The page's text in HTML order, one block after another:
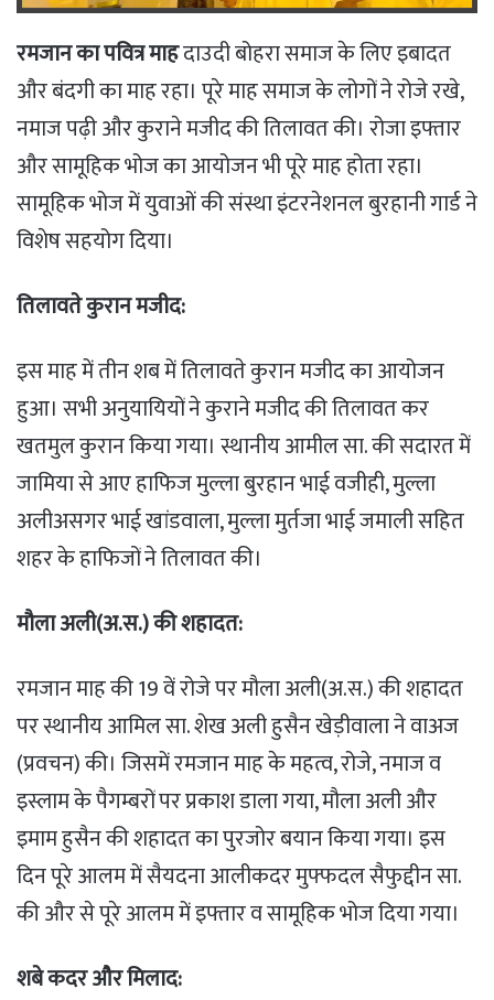
रमजान का पवित्र माहदाउदी बोहरा समाज के लिए इबादत
और बंदगी का माह रहा। पूरे माह समाज के लोगों ने रोजे रखे,
नमाज पढ़ी और कुराने मजीद की तिलावत की। रोजा इफ्तार
और सामूहिक भोज का आयोजन भी पूरे माह होता रहा।
सामूहिक भोज में युवाओं की संस्था इंटरनेशनल बुरहानी गार्ड ने
विशेष सहयोग दिया।
तिलावते कुरान मजीद:
इस माह में तीन शब में तिलावते कुरान मजीद का आयोजन
हुआ। सभी अनुयायियों ने कुराने मजीद की तिलावत कर
खतमुल कुरान किया गया। स्थानीय आमील सा. की सदारत में
जामिया से आए हाफिज मुल्ला बुरहान भाई वजीही, मुल्ला
अलीअसगर भाई खांडवाला, मुल्ला मुर्तजा भाई जमाली सहित
शहर के हाफिजों ने तिलावत की।
मौला अली(अ.स.) की शहादत:
रमजान माह की 19 वें रोजे पर मौला अली(अ.स.) की शहादत
पर स्थानीय आमिल सा. शेख अली हुसैन खेड़ीवाला ने वाअज
(प्रवचन) की। जिसमें रमजान माह के महत्व, रोजे, नमाज व
इस्लाम के पैगम्बरों पर प्रकाश डाला गया, मौला अली और
इमाम हुसैन की शहादत का पुरजोर बयान किया गया। इस
दिन पूरे आलम में सैयदना आलीकदर मुफ्फदल सैफुद्दीन सा.
की और से पूरे आलम में इफ्तार व सामूहिक भोज दिया गया।
शबे कदर और मिलाद: